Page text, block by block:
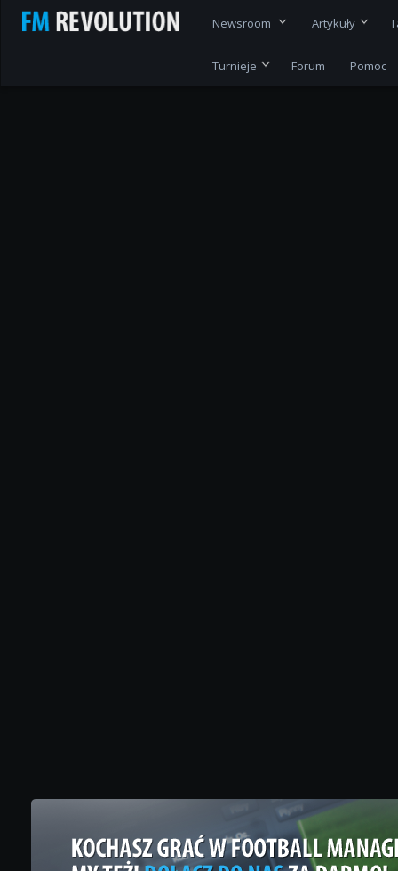
Newsroom Artykuły
Turnieje Forum Pomoc